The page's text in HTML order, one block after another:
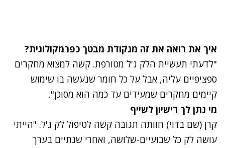
איך את רואה את זה מנקודת מבטך כפרמקולוגית?
"לדעתי תעשיית הלק ג'ל מטורפת. קשה למצוא מחקרים
ספציפיים עליה, אבל על כל חומר שנעשה בו שימוש
קיימים מחקרים שמעידים עד כמה הוא מסוכן".
מי נתן לך רישיון לשייף
קרן (שם בדוי) חוותה תגובה קשה לטיפול לק ג'ל. "הייתי
עושה לק כל שבועיים-שלושה, ואחרי שנתיים בערך